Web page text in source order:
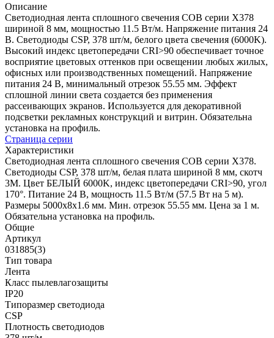
Описание
Светодиодная лента сплошного свечения COB серии X378
шириной 8 мм, мощностью 11.5 Вт/м. Напряжение питания 24
В. Светодиоды CSP, 378 шт/м, белого цвета свечения (6000K).
Высокий индекс цветопередачи CRI>90 обеспечивает точное
восприятие цветовых оттенков при освещении любых жилых,
офисных или производственных помещений. Напряжение
питания 24 В, минимальный отрезок 55.55 мм. Эффект
сплошной линии света создается без применения
рассеивающих экранов. Используется для декоративной
подсветки рекламных конструкций и витрин. Обязательна
установка на профиль.
Страница серии
Характеристики
Светодиодная лента сплошного свечения COB серии X378.
Светодиоды CSP, 378 шт/м, белая плата шириной 8 мм, скотч
3M. Цвет БЕЛЫЙ 6000K, индекс цветопередачи CRI>90, угол
170°. Питание 24 В, мощность 11.5 Вт/м (57.5 Вт на 5 м).
Размеры 5000x8x1.6 мм. Мин. отрезок 55.55 мм. Цена за 1 м.
Обязательна установка на профиль.
Общие
Артикул
031885(3)
Тип товара
Лента
Класс пылевлагозащиты
IP20
Типоразмер светодиода
CSP
Плотность светодиодов